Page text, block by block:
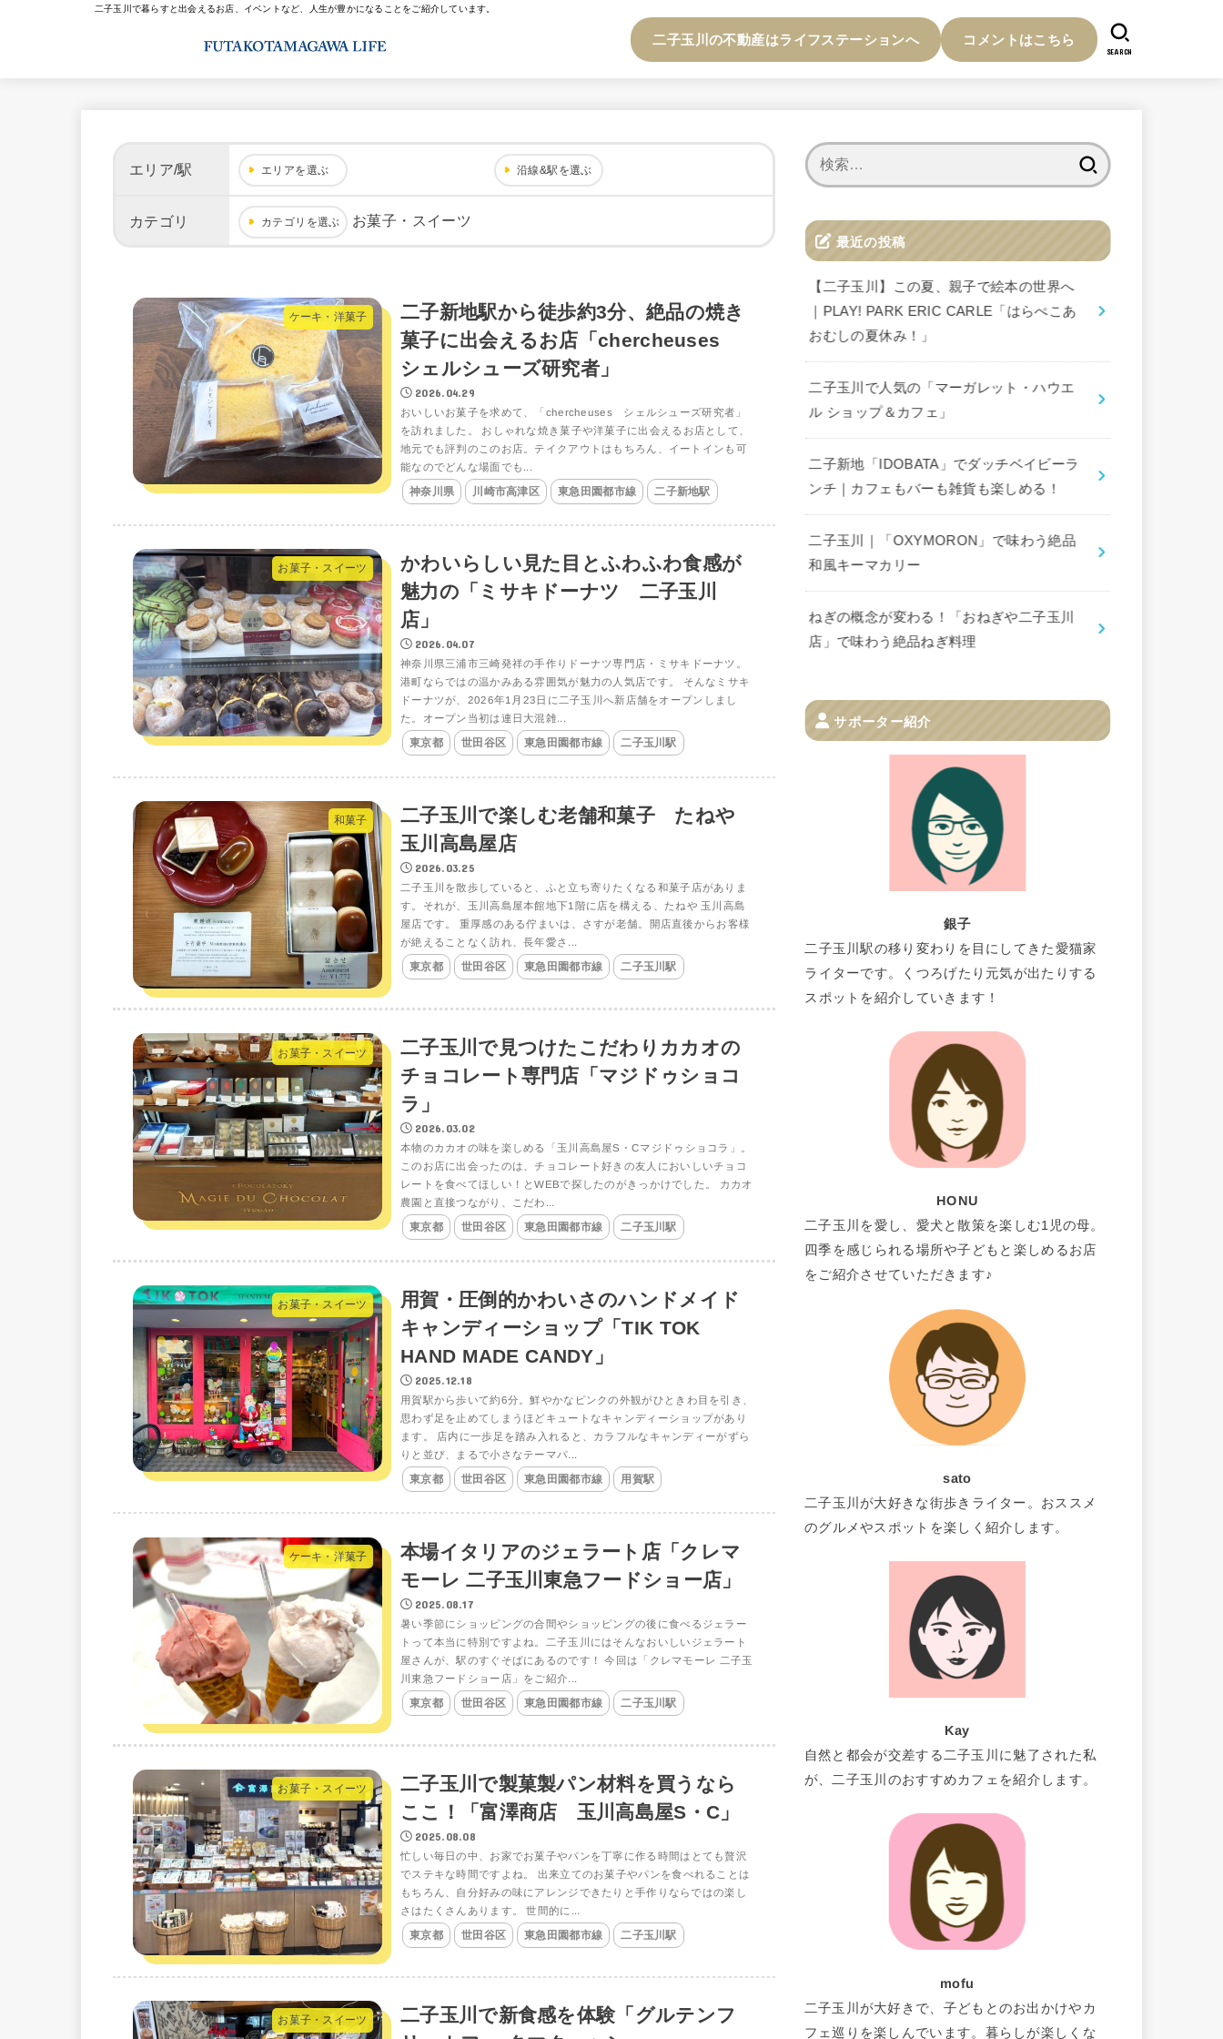
二子玉川で暮らすと出会えるお店、イベントなど、人生が豊かになることをご紹介しています。
二子玉川の不動産はライフステーションへ コメントはこちら
SEARCH
エリア/駅 エリアを選ぶ 沿線&駅を選ぶ
カテゴリ カテゴリを選ぶ お菓子・スイーツ
ケーキ・洋菓子
二子新地駅から徒歩約3分、絶品の焼き
菓子に出会えるお店「chercheuses
シェルシューズ研究者」
2026.04.29
おいしいお菓子を求めて、「chercheuses シェルシューズ研究者」
を訪れました。 おしゃれな焼き菓子や洋菓子に出会えるお店として、
地元でも評判のこのお店。テイクアウトはもちろん、イートインも可
能なのでどんな場面でも...
神奈川県 川崎市高津区 東急田園都市線 二子新地駅
お菓子・スイーツ
かわいらしい見た目とふわふわ食感が
魅力の「ミサキドーナツ 二子玉川
店」
2026.04.07
神奈川県三浦市三崎発祥の手作りドーナツ専門店・ミサキドーナツ。
港町ならではの温かみある雰囲気が魅力の人気店です。 そんなミサキ
ドーナツが、2026年1月23日に二子玉川へ新店舗をオープンしまし
た。オープン当初は連日大混雑...
東京都 世田谷区 東急田園都市線 二子玉川駅
和菓子
二子玉川で楽しむ老舗和菓子 たねや
玉川高島屋店
2026.03.25
二子玉川を散歩していると、ふと立ち寄りたくなる和菓子店がありま
す。それが、玉川高島屋本館地下1階に店を構える、たねや 玉川高島
屋店です。 重厚感のある佇まいは、さすが老舗。開店直後からお客様
が絶えることなく訪れ、長年愛さ...
東京都 世田谷区 東急田園都市線 二子玉川駅
お菓子・スイーツ
二子玉川で見つけたこだわりカカオの
チョコレート専門店「マジドゥショコ
ラ」
2026.03.02
本物のカカオの味を楽しめる「玉川高島屋S・Cマジドゥショコラ」。
このお店に出会ったのは、チョコレート好きの友人においしいチョコ
レートを食べてほしい！とWEBで探したのがきっかけでした。 カカオ
農園と直接つながり、こだわ...
東京都 世田谷区 東急田園都市線 二子玉川駅
お菓子・スイーツ
用賀・圧倒的かわいさのハンドメイド
キャンディーショップ「TIK TOK
HAND MADE CANDY」
2025.12.18
用賀駅から歩いて約6分。鮮やかなピンクの外観がひときわ目を引き、
思わず足を止めてしまうほどキュートなキャンディーショップがあり
ます。 店内に一歩足を踏み入れると、カラフルなキャンディーがずら
りと並び、まるで小さなテーマパ...
東京都 世田谷区 東急田園都市線 用賀駅
ケーキ・洋菓子
本場イタリアのジェラート店「クレマ
モーレ 二子玉川東急フードショー店」
2025.08.17
暑い季節にショッピングの合間やショッピングの後に食べるジェラー
トって本当に特別ですよね。二子玉川にはそんなおいしいジェラート
屋さんが、駅のすぐそばにあるのです！ 今回は「クレマモーレ 二子玉
川東急フードショー店」をご紹介...
東京都 世田谷区 東急田園都市線 二子玉川駅
お菓子・スイーツ
二子玉川で製菓製パン材料を買うなら
ここ！「富澤商店 玉川高島屋S・C」
2025.08.08
忙しい毎日の中、お家でお菓子やパンを丁寧に作る時間はとても贅沢
でステキな時間ですよね。 出来立てのお菓子やパンを食べれることは
もちろん、自分好みの味にアレンジできたりと手作りならではの楽し
さはたくさんあります。 世間的に...
東京都 世田谷区 東急田園都市線 二子玉川駅
お菓子・スイーツ
二子玉川で新食感を体験「グルテンフ
最近の投稿
【二子玉川】この夏、親子で絵本の世界へ
｜PLAY! PARK ERIC CARLE「はらぺこあ
おむしの夏休み！」
二子玉川で人気の「マーガレット・ハウエ
ル ショップ＆カフェ」
二子新地「IDOBATA」でダッチベイビーラ
ンチ｜カフェもバーも雑貨も楽しめる！
二子玉川｜「OXYMORON」で味わう絶品
和風キーマカリー
ねぎの概念が変わる！「おねぎや二子玉川
店」で味わう絶品ねぎ料理
サポーター紹介
銀子
二子玉川駅の移り変わりを目にしてきた愛猫家
ライターです。くつろげたり元気が出たりする
スポットを紹介していきます！
HONU
二子玉川を愛し、愛犬と散策を楽しむ1児の母。
四季を感じられる場所や子どもと楽しめるお店
をご紹介させていただきます♪
sato
二子玉川が大好きな街歩きライター。おススメ
のグルメやスポットを楽しく紹介します。
Kay
自然と都会が交差する二子玉川に魅了された私
が、二子玉川のおすすめカフェを紹介します。
mofu
二子玉川が大好きで、子どもとのお出かけやカ
フェ巡りを楽しんでいます。暮らしが楽しくな